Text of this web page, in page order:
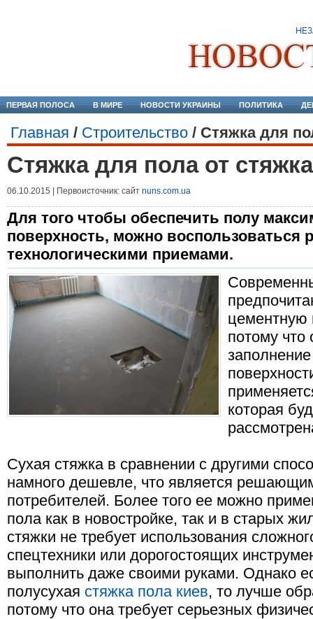
ПЕРВАЯ ПОЛОСА В МИРЕ НОВОСТИ УКРАИНЫ ПОЛИТИКА
Главная / Строительство / Стяжка для
Стяжка для пола от
06.10.2015 | Первоисточник: сайт nuns.com.ua
Для того чтобы обеспечить полу
поверхность, можно воспользоваться
технологическими приемами.
цементную
потому что
которая
Сухая стяжка в сравнении с другими
намного дешевле, что является
потребителей. Более того ее можно
пола как в новостройке, так и в старых
стяжки не требует использования
спецтехники или дорогостоящих
выполнить даже своими руками. Однако
полусухая стяжка пола киев, то лучше
потому что она требует серьезных